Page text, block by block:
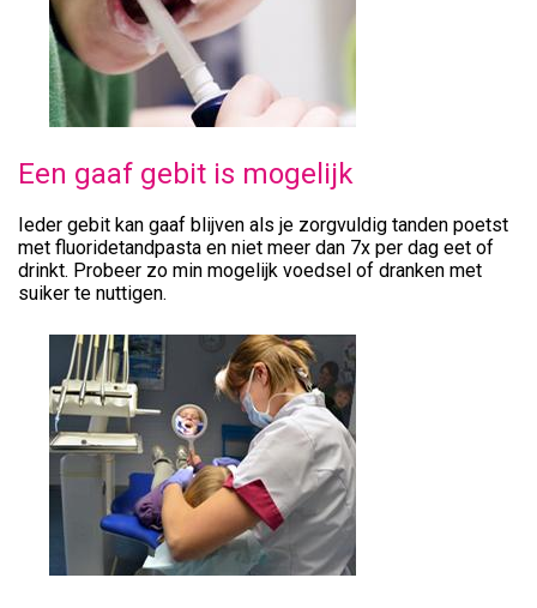
Een gaaf gebit is mogelijk
Ieder gebit kan gaaf blijven als je zorgvuldig tanden poetst
met fluoridetandpasta en niet meer dan 7x per dag eet of
drinkt. Probeer zo min mogelijk voedsel of dranken met
suiker te nuttigen.